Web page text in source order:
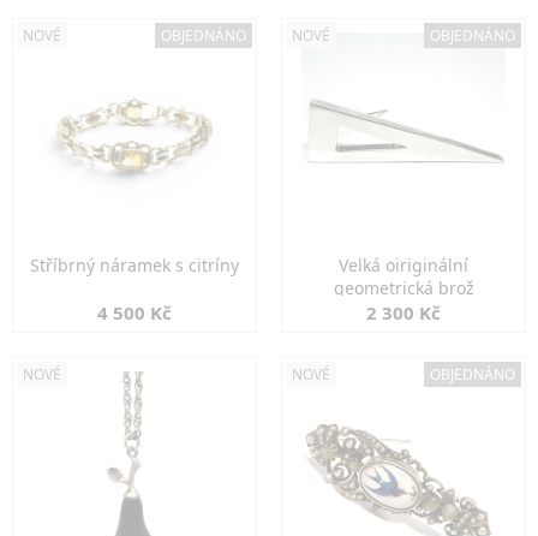
NOVÉ OBJEDNÁNO
Stříbrný náramek s citríny
4 500 Kč
NOVÉ OBJEDNÁNO
Velká oiriginální
geometrická brož
2 300 Kč
NOVÉ NOVÉ OBJEDNÁNO